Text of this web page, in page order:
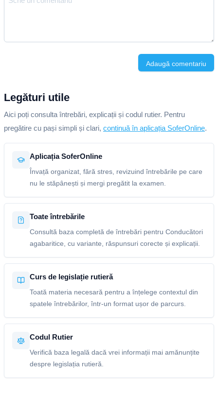
Adaugă comentariu
Legături utile
Aici poți consulta întrebări, explicații și codul rutier. Pentru
pregătire cu pași simpli și clari, continuă în aplicația SoferOnline.
Aplicația SoferOnline
Învață organizat, fără stres, revizuind întrebările pe care
nu le stăpânești și mergi pregătit la examen.
Toate întrebările
Consultă baza completă de întrebări pentru Conducători
agabaritice, cu variante, răspunsuri corecte și explicații.
Curs de legislație rutieră
Toată materia necesară pentru a înțelege contextul din
spatele întrebărilor, într-un format ușor de parcurs.
Codul Rutier
Verifică baza legală dacă vrei informații mai amănunțite
despre legislația rutieră.